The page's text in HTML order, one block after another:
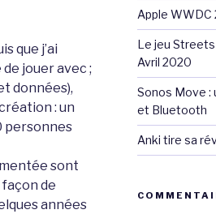
que j’ai
jouer avec ;
données),
: un
personnes
sont
de
années
Apple WWDC
Le jeu
Avril 2020
Sonos Move :
et Bluetooth
Anki tire sa